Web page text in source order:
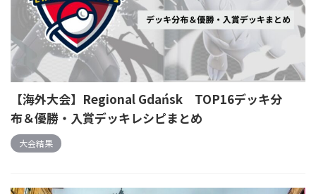
【海外大会】Regional Gdańsk TOP16デッキ分
布＆優勝・入賞デッキレシピまとめ
大会結果